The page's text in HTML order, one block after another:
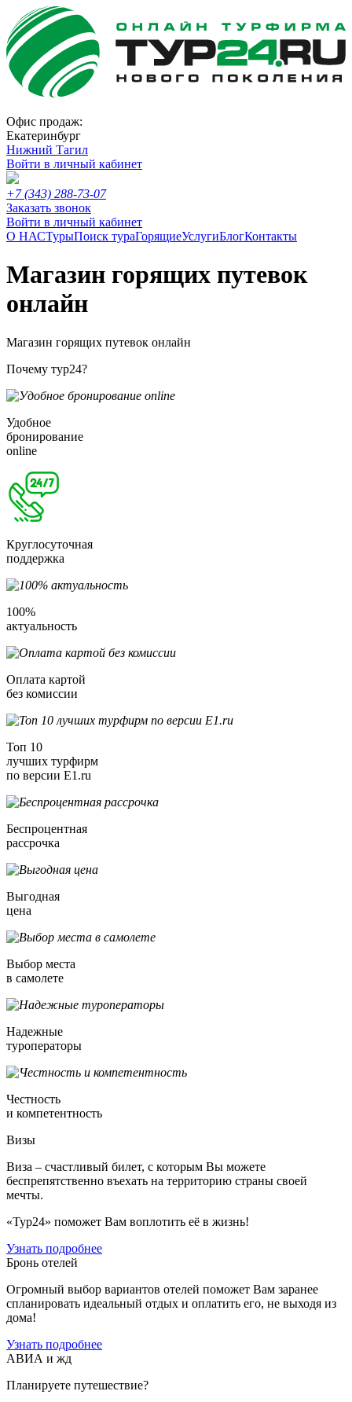
Офис продаж:
Екатеринбург
Нижний Тагил
Войти в личный кабинет
+7 (343) 288-73-07
Заказать звонок
Войти в личный кабинет
О НАСТурыПоиск тураГорящиеУслугиБлогКонтакты
Магазин горящих путевок
онлайн
Магазин горящих путевок онлайн
Почему тур24?
Удобное
бронирование
online
Круглосуточная
поддержка
100%
актуальность
Оплата картой
без комиссии
Топ 10
лучших турфирм
по версии E1.ru
Беспроцентная
рассрочка
Выгодная
цена
Выбор места
в самолете
Надежные
туроператоры
Честность
и компетентность
Визы
Виза – счастливый билет, с которым Вы можете
беспрепятственно въехать на территорию страны своей
мечты.
«Тур24» поможет Вам воплотить её в жизнь!
Узнать подробнее
Бронь отелей
Огромный выбор вариантов отелей поможет Вам заранее
спланировать идеальный отдых и оплатить его, не выходя из
дома!
Узнать подробнее
АВИА и жд
Планируете путешествие?